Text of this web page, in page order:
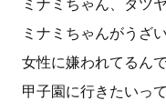
ミナミちゃん、タツ
ミナミちゃんがうざ
女性に嫌われてるんで
甲子園に行きたいっ